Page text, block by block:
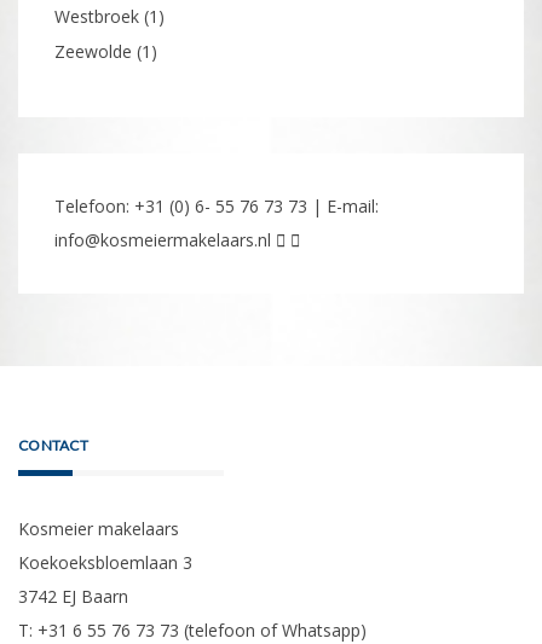
Westbroek (1)
Zeewolde (1)
Telefoon: +31 (0) 6- 55 76 73 73 | E-mail:
info@kosmeiermakelaars.nl
CONTACT
Kosmeier makelaars
Koekoeksbloemlaan 3
3742 EJ Baarn
T: +31 6 55 76 73 73 (telefoon of Whatsapp)